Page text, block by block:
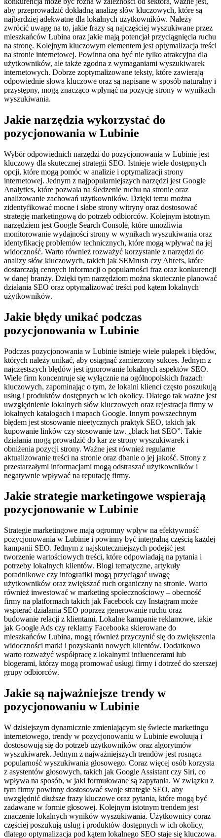
aby przeprowadzić dokładną analizę słów kluczowych, które są
najbardziej adekwatne dla lokalnych użytkowników. Należy
zwrócić uwagę na to, jakie frazy są najczęściej wyszukiwane przez
mieszkańców Lubina oraz jakie mają potencjał przyciągnięcia ruchu
na stronę. Kolejnym kluczowym elementem jest optymalizacja treści
na stronie internetowej. Powinna ona być nie tylko atrakcyjna dla
użytkowników, ale także zgodna z wymaganiami wyszukiwarek
internetowych. Dobrze zoptymalizowane teksty, które zawierają
odpowiednie słowa kluczowe oraz są napisane w sposób naturalny i
przystępny, mogą znacząco wpłynąć na pozycję strony w wynikach
wyszukiwania.
Jakie narzędzia wykorzystać do
pozycjonowania w Lubinie
Wybór odpowiednich narzędzi do pozycjonowania w Lubinie jest
kluczowy dla skutecznej strategii SEO. Istnieje wiele dostępnych
opcji, które mogą pomóc w analizie i optymalizacji strony
internetowej. Jednym z najpopularniejszych narzędzi jest Google
Analytics, które pozwala na śledzenie ruchu na stronie oraz
analizowanie zachowań użytkowników. Dzięki temu można
zidentyfikować mocne i słabe strony witryny oraz dostosować
strategię marketingową do potrzeb odbiorców. Kolejnym istotnym
narzędziem jest Google Search Console, które umożliwia
monitorowanie wydajności strony w wynikach wyszukiwania oraz
identyfikację problemów technicznych, które mogą wpływać na jej
widoczność. Warto również rozważyć korzystanie z narzędzi do
analizy słów kluczowych, takich jak SEMrush czy Ahrefs, które
dostarczają cennych informacji o popularności fraz oraz konkurencji
w danej branży. Dzięki tym narzędziom można skutecznie planować
działania SEO oraz optymalizować treści pod kątem lokalnych
użytkowników.
Jakie błędy unikać podczas
pozycjonowania w Lubinie
Podczas pozycjonowania w Lubinie istnieje wiele pułapek i błędów,
których należy unikać, aby osiągnąć zamierzony sukces. Jednym z
najczęstszych błędów jest ignorowanie lokalnych aspektów SEO.
Wiele firm koncentruje się wyłącznie na ogólnopolskich frazach
kluczowych, zapominając o tym, że lokalni klienci często poszukują
usług i produktów dostępnych w ich okolicy. Dlatego tak ważne jest
uwzględnienie lokalnych słów kluczowych oraz rejestracja firmy w
lokalnych katalogach i mapach Google. Innym powszechnym
błędem jest stosowanie nieetycznych praktyk SEO, takich jak
kupowanie linków czy stosowanie tzw. „black hat SEO”. Takie
działania mogą prowadzić do kar ze strony wyszukiwarek i
obniżenia pozycji strony. Ważne jest również regularne
aktualizowanie treści na stronie oraz dbanie o jej jakość. Strony z
przestarzałymi informacjami mogą odstraszać użytkowników i
negatywnie wpływać na reputację firmy.
Jakie strategie marketingowe wspierają
pozycjonowanie w Lubinie
Strategie marketingowe mają ogromny wpływ na efektywność
pozycjonowania w Lubinie i powinny być integralną częścią każdej
kampanii SEO. Jednym z najskuteczniejszych podejść jest
tworzenie wartościowych treści, które odpowiadają na pytania i
potrzeby lokalnych klientów. Blogi tematyczne, artykuły
poradnikowe czy infografiki mogą przyciągać uwagę
użytkowników oraz zwiększać ruch organiczny na stronie. Warto
również inwestować w marketing społecznościowy – obecność
firmy na platformach takich jak Facebook czy Instagram może
wspierać działania SEO poprzez generowanie ruchu oraz
budowanie relacji z klientami. Lokalne kampanie reklamowe, takie
jak Google Ads czy reklamy Facebooka skierowane do
mieszkańców Lubina, mogą również przyczynić się do zwiększenia
widoczności marki i pozyskania nowych klientów. Dodatkowo
warto rozważyć współpracę z lokalnymi influencerami lub
blogerami, którzy mogą promować usługi firmy i dotrzeć do szerszej
grupy odbiorców.
Jakie są najważniejsze trendy w
pozycjonowaniu w Lubinie
W dzisiejszym dynamicznie zmieniającym się świecie marketingu
internetowego, trendy w pozycjonowaniu w Lubinie ewoluują i
dostosowują się do potrzeb użytkowników oraz algorytmów
wyszukiwarek. Jednym z najważniejszych trendów jest rosnąca
popularność wyszukiwania głosowego. Coraz więcej osób korzysta
z asystentów głosowych, takich jak Google Assistant czy Siri, co
wpływa na sposób, w jaki formułowane są zapytania. W związku z
tym firmy powinny dostosować swoje strategie SEO, aby
uwzględnić dłuższe frazy kluczowe oraz pytania, które mogą być
zadawane w formie głosowej. Kolejnym istotnym trendem jest
znaczenie lokalnych wyników wyszukiwania. Użytkownicy coraz
częściej poszukują usług i produktów dostępnych w ich okolicy,
dlatego optymalizacja pod kątem lokalnego SEO staje się kluczowa.